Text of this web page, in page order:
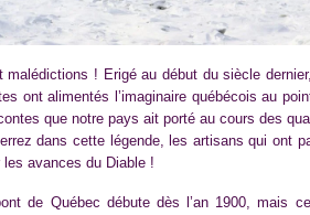
malédictions ! Erigé au début du siècle
ont alimentés l’imaginaire québécois au
que notre pays ait porté au cours des
dans cette légende, les artisans qui ont
avances du Diable !
de Québec débute dès l’an 1900, mais